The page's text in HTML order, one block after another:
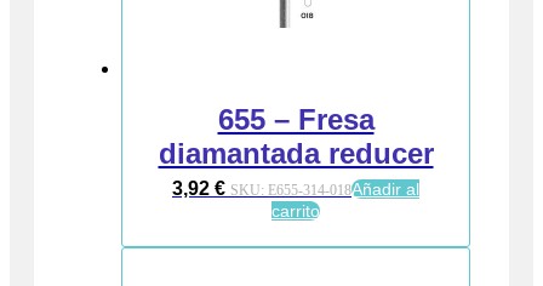
655 – Fresa
diamantada reducer
3,92 € SKU: E655-314-018Añadir al
carrito